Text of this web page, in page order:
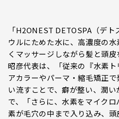
「H2ONEST DETOSPA（デ
ウルにためた水に、高濃度の
くマッサージしながら髪と頭
昭彦代表は、「従来の『水素
アカラーやパーマ・縮毛矯正
い流すことで、癖が整い、潤
で、「さらに、水素をマイク
素が毛穴の中まで入り込み、